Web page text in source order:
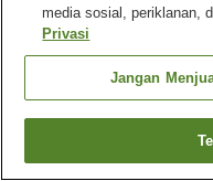
Spa / Salon kecantikan
Beranda Jepang
Tokachigawa Onsen Daiichi
media sosial, periklanan,
Privasi
Jangan